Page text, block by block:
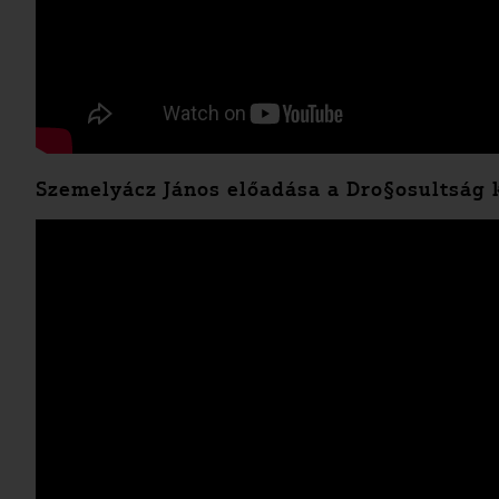
Szemelyácz János előadása a Dro§osultság